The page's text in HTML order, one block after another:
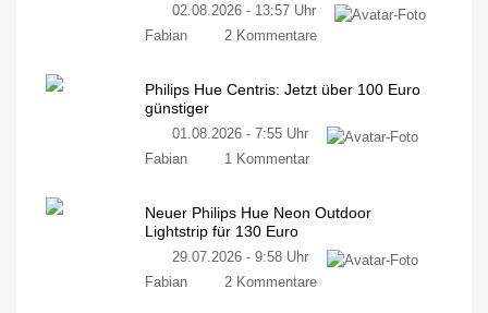
02.08.2026 - 13:57 Uhr
Fabian
2 Kommentare
Philips Hue Centris: Jetzt über 100 Euro
günstiger
01.08.2026 - 7:55 Uhr
Fabian
1 Kommentar
Neuer Philips Hue Neon Outdoor
Lightstrip für 130 Euro
29.07.2026 - 9:58 Uhr
Fabian
2 Kommentare